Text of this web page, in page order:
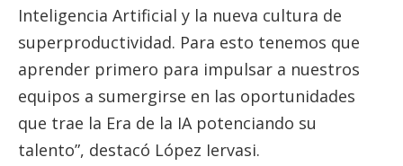
Inteligencia Artificial y la nueva cultura de
superproductividad. Para esto tenemos que
aprender primero para impulsar a nuestros
equipos a sumergirse en las oportunidades
que trae la Era de la IA potenciando su
talento”, destacó López Iervasi.